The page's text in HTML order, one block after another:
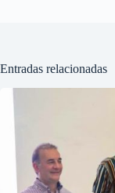
Entradas relacionadas